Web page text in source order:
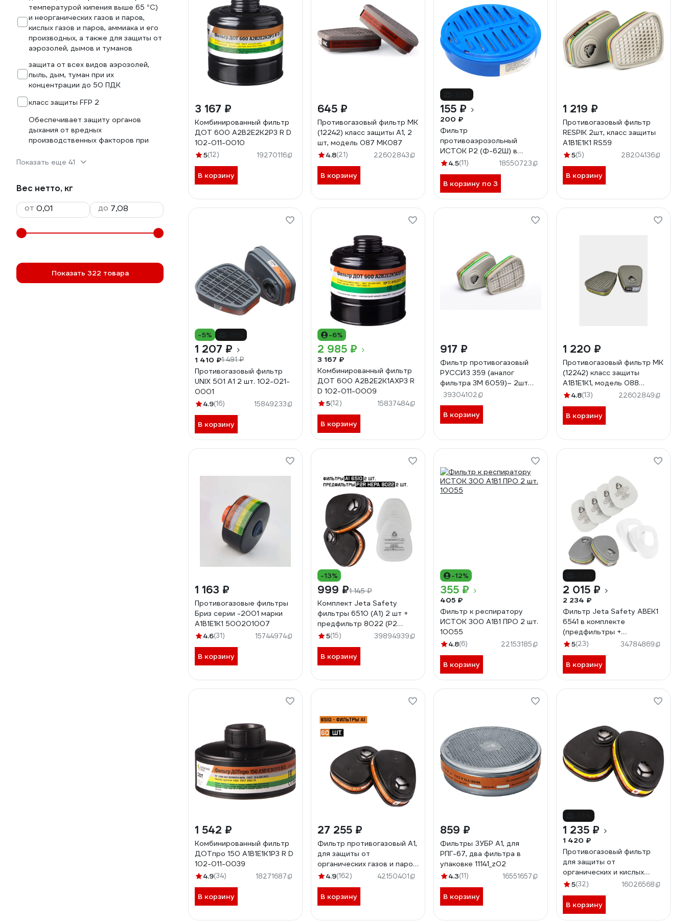
температурой кипения выше 65 °С)
и неорганических газов и паров,
кислых газов и паров, аммиака и его
производных, а также для защиты от
аэрозолей, дымов и туманов
защита от всех видов аэрозолей,
пыль, дым, туман при их
концентрации до 50 ПДК
класс защиты FFP 2
Обеспечивает защиту органов
дыхания от вредных
производственных факторов при
сменных фильтров. Тип и уровень
противоаэрозольными или
комбинированными фильтрами.
Показать еще 41
Вес нетто, кг
от
до
Показать 322 товара
3 167 ₽
Комбинированный фильтр
ДОТ 600 А2В2Е2К2Р3 R D
102-011-0010
5(12) 19270116
В корзину
645 ₽
Противогазовый фильтр МК
(12242) класс защиты А1, 2
шт, модель 087 МК087
4.8(21) 22602843
В корзину
155 ₽
200 ₽
Фильтр
противоаэрозольный
ИСТОК Р2 (Ф-62Ш) в
пластиковом корпусе
4.5(11) 18550723
В корзину по 3
1 219 ₽
Противогазовый фильтр
RESPIK 2шт, класс защиты
А1B1E1K1 RS59
5(5) 28204136
В корзину
-5%
1 207 ₽
1 410 ₽1 491 ₽
Противогазовый фильтр
UNIX 501 А1 2 шт. 102-021-
0001
4.9(16) 15849233
В корзину
-6%
2 985 ₽
3 167 ₽
Комбинированный фильтр
ДОТ 600 А2В2Е2К1АХР3 R
D 102-011-0009
5(12) 15837484
В корзину
917 ₽
Фильтр противогазовый
РУССИЗ 359 (аналог
фильтра 3М 6059)– 2шт
4631175722655
39304102
В корзину
1 220 ₽
Противогазовый фильтр МК
(12242) класс защиты
А1В1Е1К1, модель 088
МК088
4.8(13) 22602849
В корзину
1 163 ₽
Противогазовые фильтры
Бриз серии -2001 марки
А1В1Е1К1 500201007
4.6(31) 15744974
В корзину
-13%
999 ₽1 145 ₽
Комплект Jeta Safety
фильтры 6510 (А1) 2 шт +
предфильтр 8022 (Р2
HEPA) 2 шт 6510/8022
5(15) 39894939
В корзину
-12%
355 ₽
405 ₽
Фильтр к респиратору
ИСТОК 300 А1В1 ПРО 2 шт.
10055
4.8(6) 22153185
В корзину
2 015 ₽
2 234 ₽
Фильтр Jeta Safety ABEK1
6541 в комплекте
(предфильтры +
держатели) 6541K
5(23) 34784869
В корзину
1 542 ₽
Комбинированный фильтр
ДОТпро 150 А1В1Е1К1Р3 R D
102-011-0039
4.9(34) 18271687
В корзину
27 255 ₽
Фильтр противогазовый А1,
для защиты от
органических газов и паров,
60 шт. Jeta Safety 6510-
4.9(162) 42150401
В корзину
859 ₽
Фильтры ЗУБР А1, для
РПГ-67, два фильтра в
упаковке 11141_z02
4.3(11) 16551657
В корзину
1 235 ₽
1 420 ₽
Противогазовый фильтр
для защиты от
органических и кислых
газов класса A1Е1 Jeta
5(32) 16026568
В корзину